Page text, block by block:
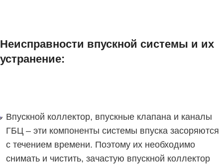
Неисправности впускной системы и их
устранение:
Впускной коллектор, впускные клапана и каналы
ГБЦ – эти компоненты системы впуска засоряются
с течением времени. Поэтому их необходимо
снимать и чистить, зачастую впускной коллектор